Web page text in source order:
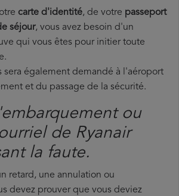
carte d'identité, de votre passeport
séjour, vous avez besoin d'un
qui vous êtes pour initier toute
sera également demandé à l'aéroport
et du passage de la sécurité.
ou
de Ryanair
la faute.
retard, une annulation ou
devez prouver que vous deviez